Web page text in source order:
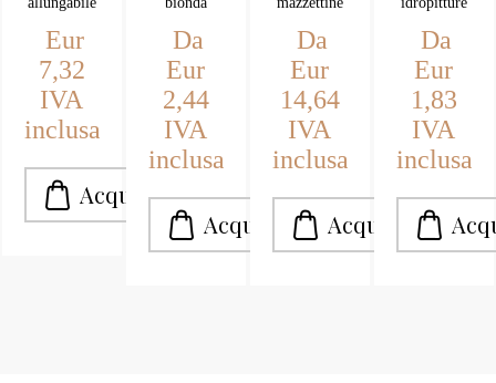
Eur
7,32
IVA
inclusa
Da
Eur
2,44
IVA
inclusa
cinese
bionda per
qualsiasi
lavoro di
prestigio e
professionale.
Da
Eur
14,64
IVA
inclusa
sintetico o
per resina
in setola
bionda
cinese.
Da
Eur
1,83
IVA
inclusa